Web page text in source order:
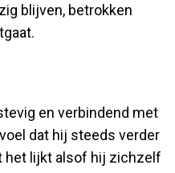
blijven, betrokken
en verbindend met
dat hij steeds verder
het lijkt alsof hij zichzelf